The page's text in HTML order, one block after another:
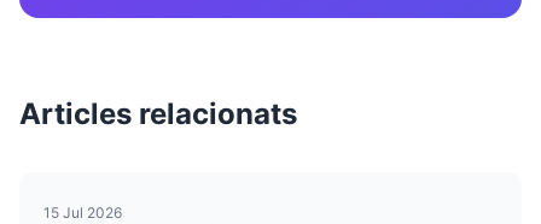
Articles relacionats
15 Jul 2026